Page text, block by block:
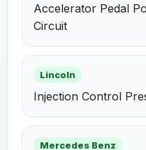
Accelerator Pedal
Circuit
Lincoln
Injection Control
Mercedes Benz